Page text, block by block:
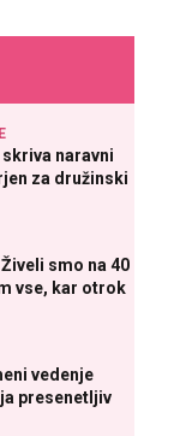
naravni
za družinski
smo na 40
vse, kar otrok
vedenje
presenetljiv